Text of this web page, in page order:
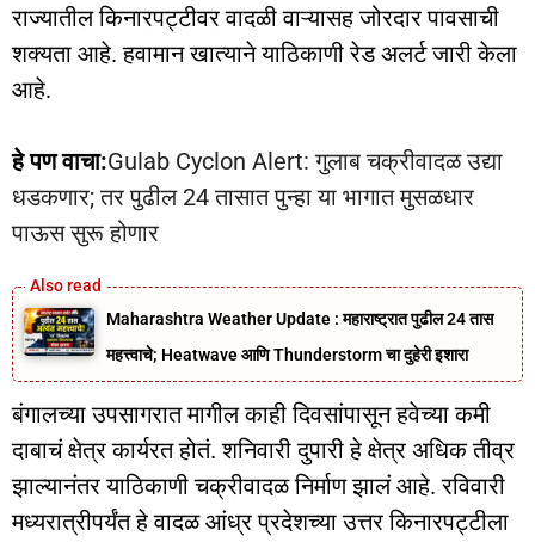
राज्यातील किनारपट्टीवर वादळी वाऱ्यासह जोरदार पावसाची
शक्यता आहे. हवामान खात्याने याठिकाणी रेड अलर्ट जारी केला
आहे.
हे पण वाचा:Gulab Cyclon Alert: गुलाब चक्रीवादळ उद्या
धडकणार; तर पुढील 24 तासात पुन्हा या भागात मुसळधार
पाऊस सुरू होणार
Maharashtra Weather Update : महाराष्ट्रात पुढील 24 तास
महत्त्वाचे; Heatwave आणि Thunderstorm चा दुहेरी इशारा
बंगालच्या उपसागरात मागील काही दिवसांपासून हवेच्या कमी
दाबाचं क्षेत्र कार्यरत होतं. शनिवारी दुपारी हे क्षेत्र अधिक तीव्र
झाल्यानंतर याठिकाणी चक्रीवादळ निर्माण झालं आहे. रविवारी
मध्यरात्रीपर्यंत हे वादळ आंध्र प्रदेशच्या उत्तर किनारपट्टीला